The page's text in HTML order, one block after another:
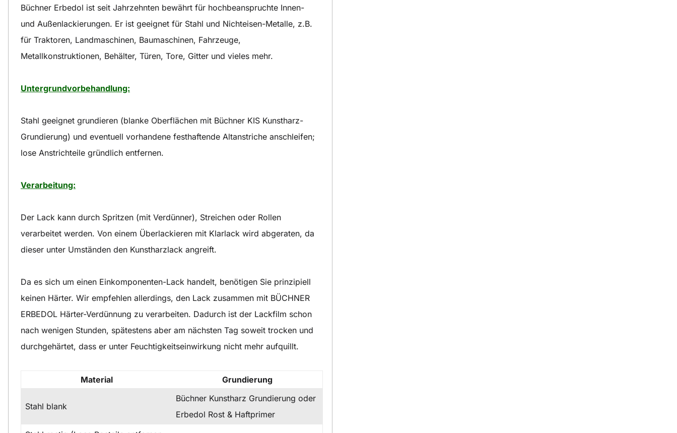
Büchner Erbedol ist seit Jahrzehnten bewährt für hochbeanspruchte Innen-
und Außenlackierungen. Er ist geeignet für Stahl und Nichteisen-Metalle, z.B.
für Traktoren, Landmaschinen, Baumaschinen, Fahrzeuge,
Metallkonstruktionen, Behälter, Türen, Tore, Gitter und vieles mehr.
Untergrundvorbehandlung:
Stahl geeignet grundieren (blanke Oberflächen mit Büchner KIS Kunstharz-
Grundierung) und eventuell vorhandene festhaftende Altanstriche anschleifen;
lose Anstrichteile gründlich entfernen.
Verarbeitung:
Der Lack kann durch Spritzen (mit Verdünner), Streichen oder Rollen
verarbeitet werden. Von einem Überlackieren mit Klarlack wird abgeraten, da
dieser unter Umständen den Kunstharzlack angreift.
Da es sich um einen Einkomponenten-Lack handelt, benötigen Sie prinzipiell
keinen Härter. Wir empfehlen allerdings, den Lack zusammen mit BÜCHNER
ERBEDOL Härter-Verdünnung zu verarbeiten. Dadurch ist der Lackfilm schon
nach wenigen Stunden, spätestens aber am nächsten Tag soweit trocken und
durchgehärtet, dass er unter Feuchtigkeitseinwirkung nicht mehr aufquillt.
Material Grundierung
Stahl blank
Büchner Kunstharz Grundierung oder
Erbedol Rost & Haftprimer